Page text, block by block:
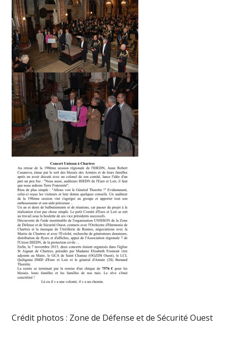
Crédit photos : Zone de Défense et de Sécurité Ouest